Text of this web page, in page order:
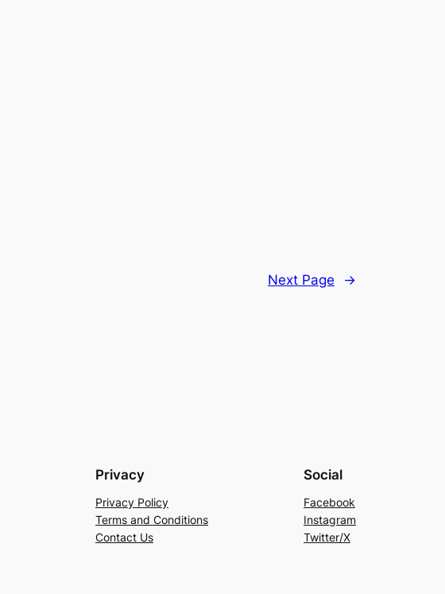
Next Page →
Privacy
Privacy Policy
Terms and Conditions
Contact Us
Social
Facebook
Instagram
Twitter/X